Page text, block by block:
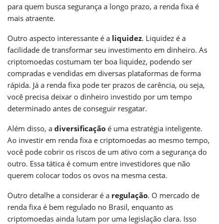
para quem busca segurança a longo prazo, a renda fixa é
mais atraente.
Outro aspecto interessante é a liquidez. Liquidez é a
facilidade de transformar seu investimento em dinheiro. As
criptomoedas costumam ter boa liquidez, podendo ser
compradas e vendidas em diversas plataformas de forma
rápida. Já a renda fixa pode ter prazos de carência, ou seja,
você precisa deixar o dinheiro investido por um tempo
determinado antes de conseguir resgatar.
Além disso, a diversificação é uma estratégia inteligente.
Ao investir em renda fixa e criptomoedas ao mesmo tempo,
você pode cobrir os riscos de um ativo com a segurança do
outro. Essa tática é comum entre investidores que não
querem colocar todos os ovos na mesma cesta.
Outro detalhe a considerar é a regulação. O mercado de
renda fixa é bem regulado no Brasil, enquanto as
criptomoedas ainda lutam por uma legislação clara. Isso